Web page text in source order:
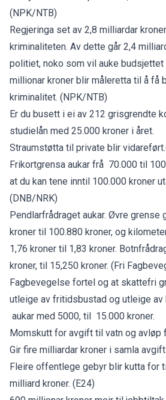
(NPK/NTB)
Regjeringa set av 2,8 milliardar
kriminaliteten. Av dette går 2,4
politiet, noko som vil auke
millionar kroner blir måleretta til å få
kriminalitet. (NPK/NTB)
Er du busett i ei av 212 grisgrendte
studielån med 25.000 kroner i året.
Straumstøtta til private blir vidareført
Frikortgrensa aukar frå 70.000 til
at du kan tene inntil 100.000 kroner
(DNB/NRK)
Pendlarfrådraget aukar. Øvre grense
kroner til 100.880 kroner, og
1,76 kroner til 1,83 kroner.
kroner, til 15,250 kroner. (Fri
Fagbevegelse fortel og at skattefri
utleige av fritidsbustad og utleige av
aukar med 5000, til 15.000 kroner.
Momskutt for avgift til vatn og avløp
Gir fire milliardar kroner i samla
Fleire offentlege gebyr blir kutta for
milliard kroner. (E24)